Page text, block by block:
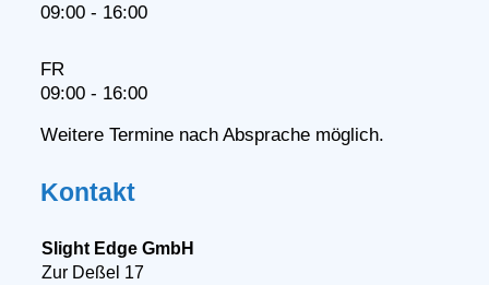
09:00 - 16:00
FR
09:00 - 16:00
Weitere Termine nach Absprache möglich.
Kontakt
Slight Edge GmbH
Zur Deßel 17